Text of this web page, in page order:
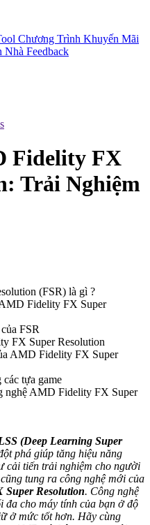
Chương Trình Khuyến Mãi
Nhà Feedback
Fidelity FX
Trải Nghiệm
(FSR) là gì ?
Fidelity FX Super
FSR
FX Super Resolution
AMD Fidelity FX Super
tựa game
nghệ AMD Fidelity FX Super
(Deep Learning Super
phá giúp tăng hiệu năng
cải tiến trải nghiệm cho người
tung ra công nghệ mới của
Resolution. Công nghệ
đa cho máy tính của bạn ở độ
ở mức tốt hơn. Hãy cùng